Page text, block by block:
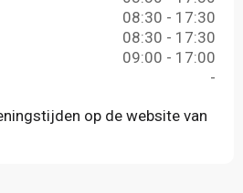
08:30 - 17:30
08:30 - 17:30
09:00 - 17:00
-
op de website van